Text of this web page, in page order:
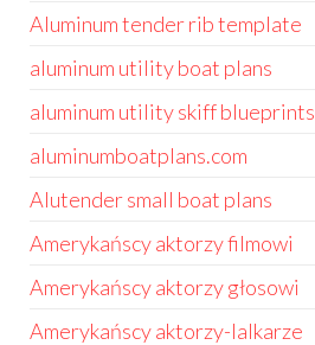
Aluminum tender rib template
aluminum utility boat plans
aluminum utility skiff blueprints
aluminumboatplans.com
Alutender small boat plans
Amerykańscy aktorzy filmowi
Amerykańscy aktorzy głosowi
Amerykańscy aktorzy-lalkarze